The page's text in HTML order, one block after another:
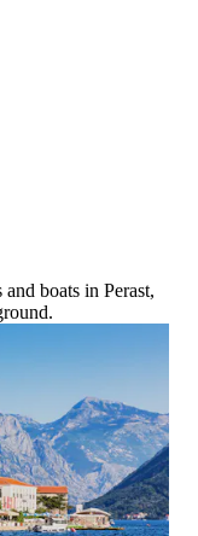
boats in Perast,